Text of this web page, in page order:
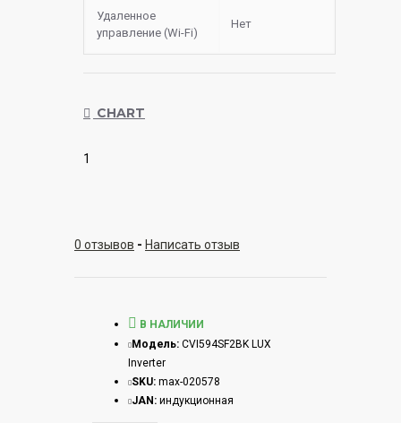
Удаленное
управление (Wi-Fi)
Нет
CHART
1
0 отзывов - Написать отзыв
В НАЛИЧИИ
Модель: CVI594SF2BK LUX
Inverter
SKU: max-020578
JAN: индукционная